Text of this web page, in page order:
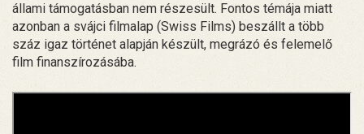
állami támogatásban nem részesült. Fontos témája miatt
azonban a svájci filmalap (Swiss Films) beszállt a több
száz igaz történet alapján készült, megrázó és felemelő
film finanszírozásába.